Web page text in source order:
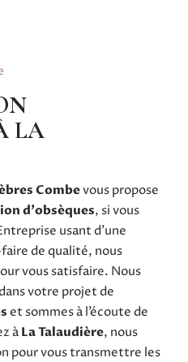
LA
Combevous propose
d'obsèques, si vous
usant d’une
de qualité, nous
vous satisfaire. Nous
votre projet de
et sommes à l’écoute de
àLa Talaudière, nous
pour vous transmettre les